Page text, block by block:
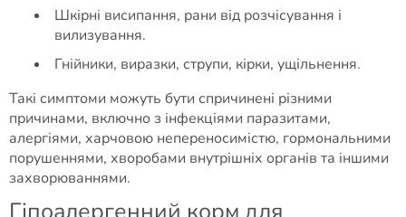
Шкірні висипання, рани від розчісування і
вилизування.
Гнійники, виразки, струпи, кірки, ущільнення.
Такі симптоми можуть бути спричинені різними
причинами, включно з інфекціями паразитами,
алергіями, харчовою непереносимістю, гормональними
порушеннями, хворобами внутрішніх органів та іншими
захворюваннями.